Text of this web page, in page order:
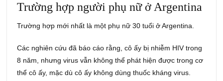
Trường hợp người phụ nữ ở Argentina
Trường hợp mới nhất là một phụ nữ 30 tuổi ở Argentina.
Các nghiên cứu đã báo cáo rằng, cô ấy bị nhiễm HIV trong
8 năm, nhưng virus vẫn không thể phát hiện được trong cơ
thể cô ấy, mặc dù cô ấy không dùng thuốc kháng virus.